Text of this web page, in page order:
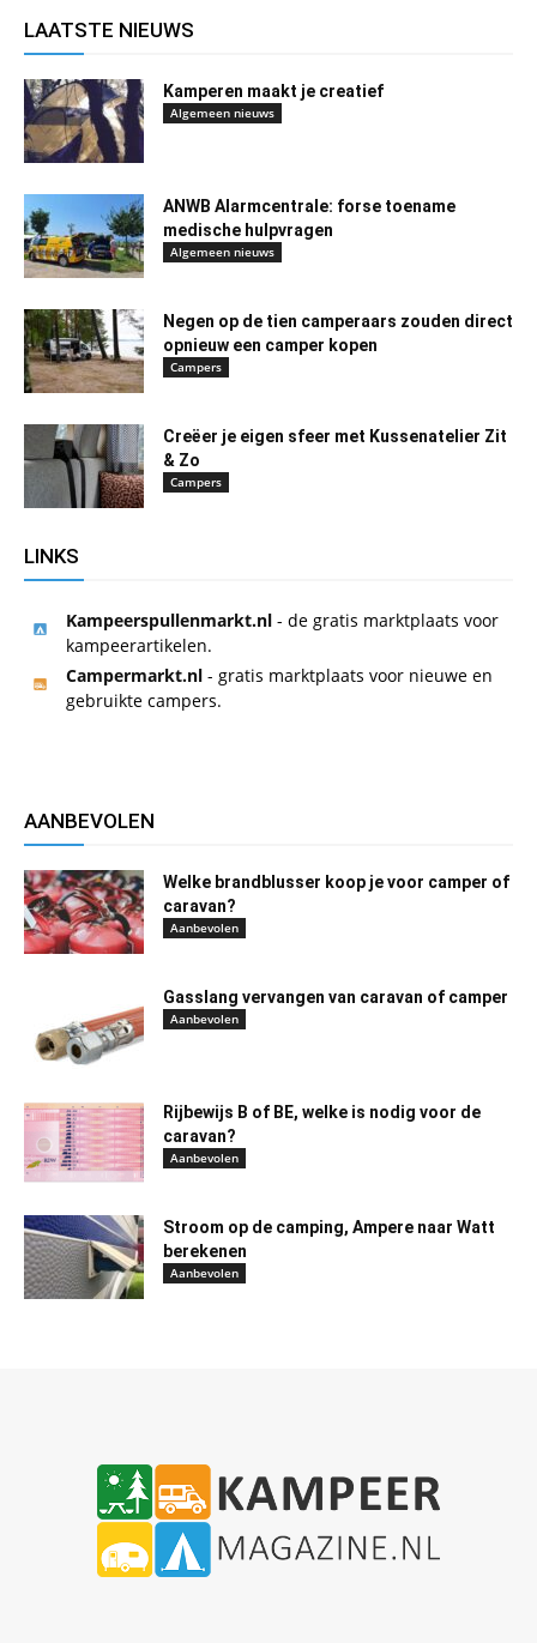
LAATSTE NIEUWS
Kamperen maakt je creatief
Algemeen nieuws
ANWB Alarmcentrale: forse toename
medische hulpvragen
Algemeen nieuws
Negen op de tien camperaars zouden direct
opnieuw een camper kopen
Campers
Creëer je eigen sfeer met Kussenatelier Zit
& Zo
Campers
LINKS
Kampeerspullenmarkt.nl - de gratis marktplaats voor
kampeerartikelen.
Campermarkt.nl - gratis marktplaats voor nieuwe en
gebruikte campers.
AANBEVOLEN
Welke brandblusser koop je voor camper of
caravan?
Aanbevolen
Gasslang vervangen van caravan of camper
Aanbevolen
Rijbewijs B of BE, welke is nodig voor de
caravan?
Aanbevolen
Stroom op de camping, Ampere naar Watt
berekenen
Aanbevolen